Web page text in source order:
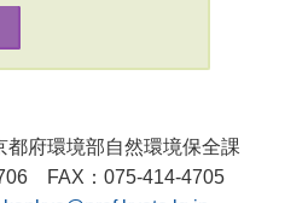
都府環境部自然環境保全課
FAX：075-414-4705